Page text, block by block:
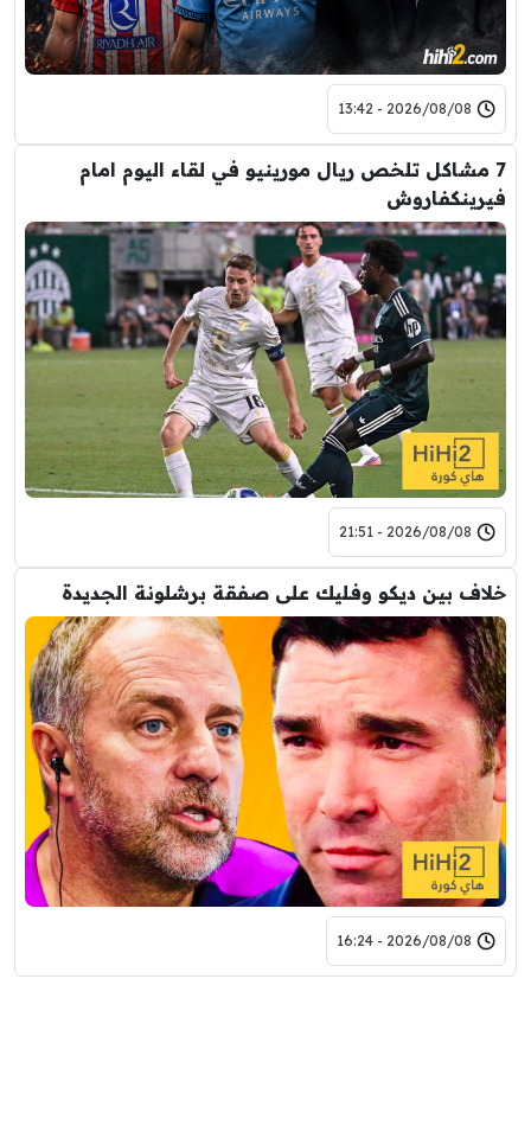
2026/08/08 - 13:42
7 مشاكل تلخص ريال مورينيو في لقاء اليوم امام
فيرينكفاروش
2026/08/08 - 21:51
خلاف بين ديكو وفليك على صفقة برشلونة الجديدة
2026/08/08 - 16:24